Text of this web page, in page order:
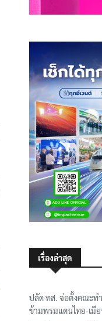
เรื่องล่าสุด
ปลัด ทส. จ่อตั้งคณะท
ข้ามพรมแดนไทย-เมี